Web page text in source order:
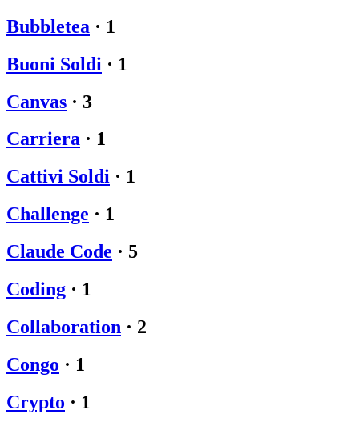
Bubbletea · 1
Buoni Soldi · 1
Canvas · 3
Carriera · 1
Cattivi Soldi · 1
Challenge · 1
Claude Code · 5
Coding · 1
Collaboration · 2
Congo · 1
Crypto · 1